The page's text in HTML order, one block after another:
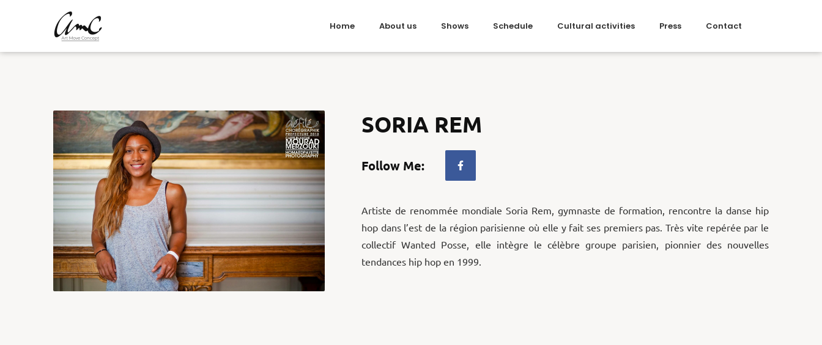
Home About us Shows Schedule Cultural activities Press Contact
SORIA REM
Follow Me:
Artiste de renommée mondiale Soria Rem, gymnaste de formation, rencontre la danse hip
hop dans l’est de la région parisienne où elle y fait ses premiers pas. Très vite repérée par le
collectif Wanted Posse, elle intègre le célèbre groupe parisien, pionnier des nouvelles
tendances hip hop en 1999.